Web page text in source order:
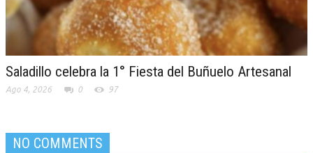
Saladillo celebra la 1° Fiesta del Buñuelo Artesanal
Ago 4, 2026 0 97
NO COMMENTS